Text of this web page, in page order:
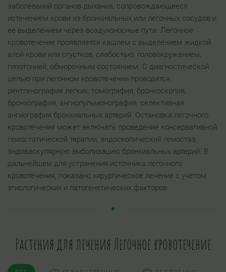
заболеваний органов дыхания, сопровождающееся
истечением крови из бронхиальных или легочных сосудов и
ее выделением через воздухоносные пути. Легочное
кровотечение проявляется кашлем с выделением жидкой
алой крови или сгустков, слабостью, головокружением,
гипотонией, обморочным состоянием. С диагностической
целью при легочном кровотечении проводится
рентгенография легких, томография, бронхоскопия,
бронхография, ангиопульмонография, селективная
ангиография бронхиальных артерий. Остановка легочного
кровотечения может включать проведение консервативной
гемостатической терапии, эндоскопический гемостаз,
эндоваскулярную эмболизацию бронхиальных артерий. В
дальнейшем для устранения источника легочного
кровотечения, показано хирургическое лечение с учетом
этиологических и патогенетических факторов.
Растения для лечения Легочное кровотечение